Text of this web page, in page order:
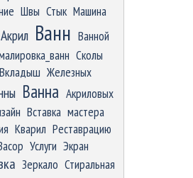
Швы Стык Машина
Акрил Ванн Ванной
Сколы
Вкладыш Железных
Ванна Акриловых
Вставка мастера
Кварил Реставрацию
Услуги Экран
Зеркало Стиральная